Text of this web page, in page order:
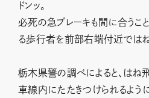
ドンッ。
必死の急ブレーキも間に合うこ
る歩行者を前部右端付近では
栃木県警の調べによると、はね
車線内にたたきつけられるよう